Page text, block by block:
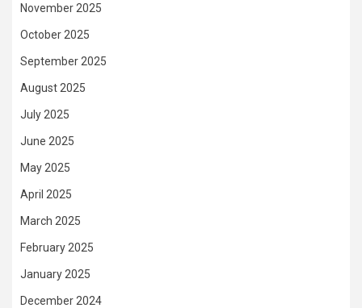
November 2025
October 2025
September 2025
August 2025
July 2025
June 2025
May 2025
April 2025
March 2025
February 2025
January 2025
December 2024